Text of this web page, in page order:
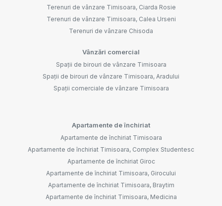
Terenuri de vânzare Timisoara, Ciarda Rosie
Terenuri de vânzare Timisoara, Calea Urseni
Terenuri de vânzare Chisoda
Vânzări comercial
Spații de birouri de vânzare Timisoara
Spații de birouri de vânzare Timisoara, Aradului
Spații comerciale de vânzare Timisoara
Apartamente de închiriat
Apartamente de închiriat Timisoara
Apartamente de închiriat Timisoara, Complex Studentesc
Apartamente de închiriat Giroc
Apartamente de închiriat Timisoara, Girocului
Apartamente de închiriat Timisoara, Braytim
Apartamente de închiriat Timisoara, Medicina